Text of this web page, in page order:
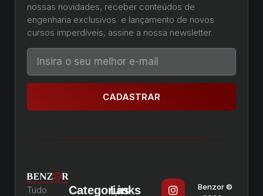
nossas novidades, receber conteúdos de
engenharia exclusivos e lançamento de novos
cursos imperdíveis, assine a nossa newsletter.
CADASTRAR
Tudo Categorias
Links
Benzor ©